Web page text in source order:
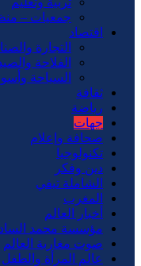
جمعيات –
اقتصاد
التجارة
الفلاحة
السياحة
ثقافة
رياضة
جهات
صحافة وإعلام
تكنولوجيا
دين وفكر
الشاملة تيفي
المغرب
أخبار العالم
مؤسسة محمد
صوت مغاربة العالم
عالم المرأة والطفل